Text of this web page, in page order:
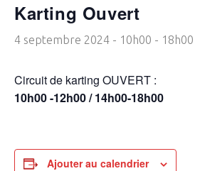
Karting Ouvert
4 septembre 2024 - 10h00 - 18h00
Circuit de karting OUVERT :
10h00 -12h00 / 14h00-18h00
Ajouter au calendrier